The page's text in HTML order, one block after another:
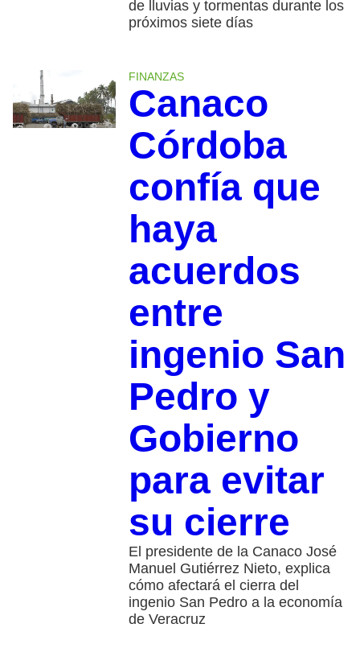
de lluvias y tormentas durante los
próximos siete días
FINANZAS
Canaco
Córdoba
confía que
haya
acuerdos
entre
ingenio San
Pedro y
Gobierno
para evitar
su cierre
El presidente de la Canaco José
Manuel Gutiérrez Nieto, explica
cómo afectará el cierra del
ingenio San Pedro a la economía
de Veracruz